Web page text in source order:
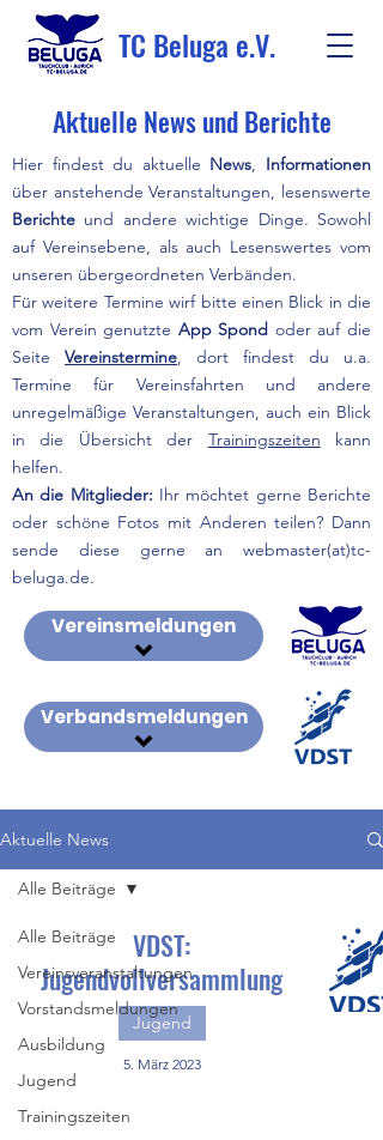
TC Beluga e.V.
Aktuelle News und Berichte
Hier findest du aktuelle News, Informationen
über anstehende Veranstaltungen, lesenswerte
Berichte und andere wichtige Dinge. Sowohl
auf Vereinsebene, als auch Lesenswertes vom
unseren übergeordneten Verbänden.
Für weitere Termine wirf bitte einen Blick in die
vom Verein genutzte App Spond oder auf die
Seite Vereinstermine, dort findest du u.a.
Termine für Vereinsfahrten und andere
unregelmäßige Veranstaltungen, auch ein Blick
in die Übersicht der Trainingszeiten kann
helfen.
An die Mitglieder: Ihr möchtet gerne Berichte
oder schöne Fotos mit Anderen teilen? Dann
sende diese gerne an webmaster(at)tc-
beluga.de.
Vereinsmeldungen
Verbandsmeldungen
Aktuelle News
Alle Beiträge
Vereinsveranstaltungen
Vorstandsmeldungen
Ausbildung
Jugend
Trainingszeiten
Alle Beiträge
VDST:
Jugendvollversammlung
Jugend
5. März 2023